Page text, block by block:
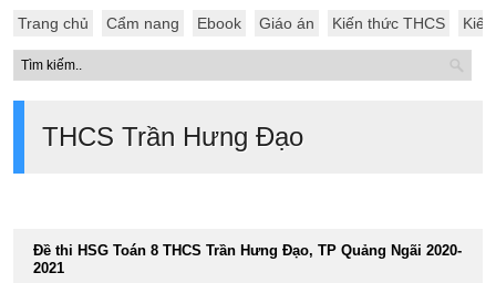
Trang chủ Cẩm nang Ebook Giáo án Kiến thức THCS
THCS Trần Hưng Đạo
Đề thi HSG Toán 8 THCS Trần Hưng Đạo, TP Quảng Ngãi 2020-
2021